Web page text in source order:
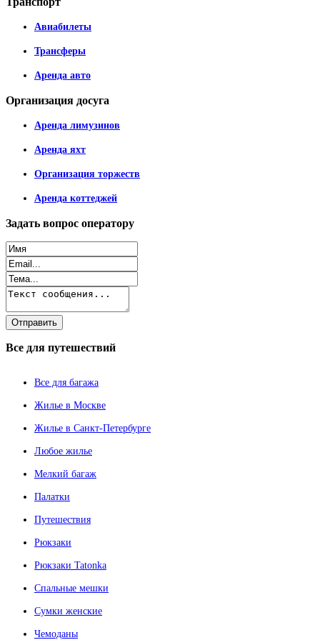
Авиабилеты
Трансферы
Аренда авто
Организация досуга
Аренда лимузинов
Аренда яхт
Организация торжеств
Аренда коттеджей
Задать вопрос оператору
Все для путешествий
Все для багажа
Жилье в Москве
Жилье в Санкт-Петербурге
Любое жилье
Мелкий багаж
Палатки
Путешествия
Рюкзаки
Рюкзаки Tatonka
Спальные мешки
Сумки женские
Чемоданы